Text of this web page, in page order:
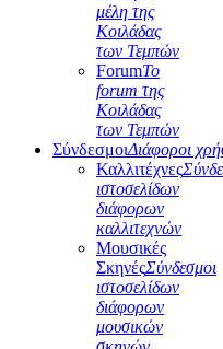
μέλη της
Κοιλάδας
των Τεμπών
ForumΤο
forum της
Κοιλάδας
των Τεμπών
ΣύνδεσμοιΔιάφοροι
Καλλιτέχνες
ιστοσελίδων
διάφορων
καλλιτεχνών
Μουσικές
ΣκηνέςΣύνδεσμοι
ιστοσελίδων
διάφορων
μουσικών